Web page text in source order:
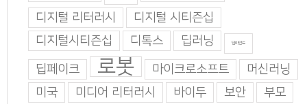
디지털 리터러시
디지털 시티즌십
디지털시티즌십
디톡스 딥러닝 딥마인드
딥페이크 로봇 마이크로소프트
머신러닝
미국
미디어 리터러시 바이두 보안 부모